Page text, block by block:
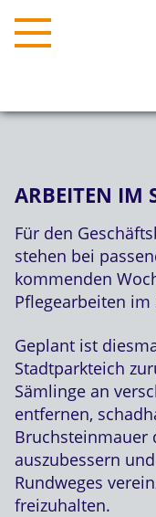
ARBEITEN IM
Für den
stehen bei
kommenden
Pflegearbeiten im
Geplant ist
Stadtparkteich
Sämlinge an
entfernen,
Bruchsteinmauer
auszubessern
Rundweges
freizuhalten.